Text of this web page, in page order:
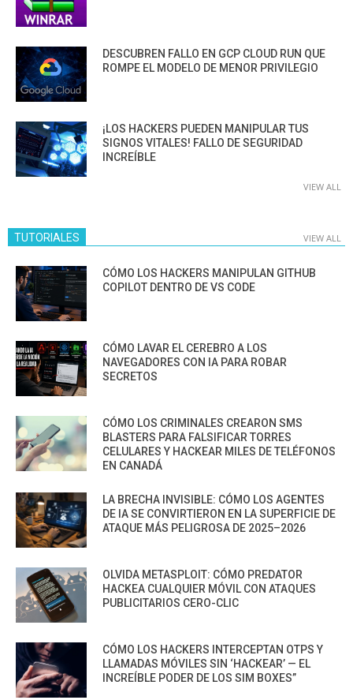
DESCUBREN FALLO EN GCP CLOUD RUN QUE
ROMPE EL MODELO DE MENOR PRIVILEGIO
¡LOS HACKERS PUEDEN MANIPULAR TUS
SIGNOS VITALES! FALLO DE SEGURIDAD
INCREÍBLE
VIEW ALL
TUTORIALES VIEW ALL
CÓMO LOS HACKERS MANIPULAN GITHUB
COPILOT DENTRO DE VS CODE
CÓMO LAVAR EL CEREBRO A LOS
NAVEGADORES CON IA PARA ROBAR
SECRETOS
CÓMO LOS CRIMINALES CREARON SMS
BLASTERS PARA FALSIFICAR TORRES
CELULARES Y HACKEAR MILES DE TELÉFONOS
EN CANADÁ
LA BRECHA INVISIBLE: CÓMO LOS AGENTES
DE IA SE CONVIRTIERON EN LA SUPERFICIE DE
ATAQUE MÁS PELIGROSA DE 2025–2026
OLVIDA METASPLOIT: CÓMO PREDATOR
HACKEA CUALQUIER MÓVIL CON ATAQUES
PUBLICITARIOS CERO-CLIC
CÓMO LOS HACKERS INTERCEPTAN OTPS Y
LLAMADAS MÓVILES SIN ‘HACKEAR’ — EL
INCREÍBLE PODER DE LOS SIM BOXES”